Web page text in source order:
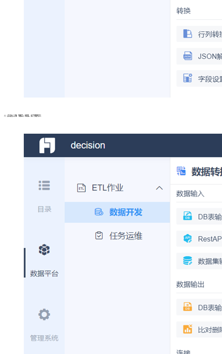
2）点击右上角「确定」按钮。如下图所示：